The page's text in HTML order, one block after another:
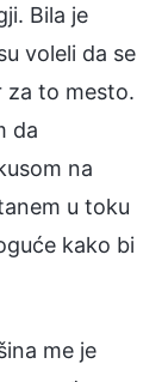
Bila je
voleli da se
za to mesto.
da
na
u toku
kako bi
me je